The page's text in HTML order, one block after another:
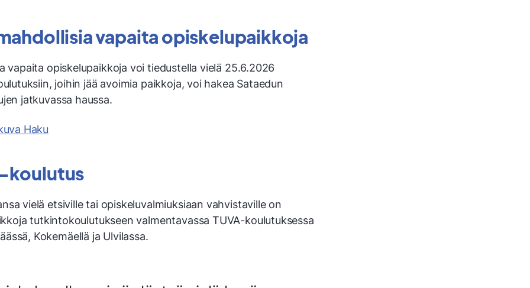
vapaita opiskelupaikkoja
vapaita opiskelupaikkoja voi tiedustella vielä 25.6.2026
joihin jää avoimia paikkoja, voi hakea Sataedun
jatkuvassa haussa.
Haku
koulutus
vielä etsiville tai opiskeluvalmiuksiaan vahvistaville on
tutkintokoulutukseen valmentavassa TUVA-koulutuksessa
Kokemäellä ja Ulvilassa.